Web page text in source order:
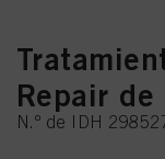
Repair de
N.º de IDH